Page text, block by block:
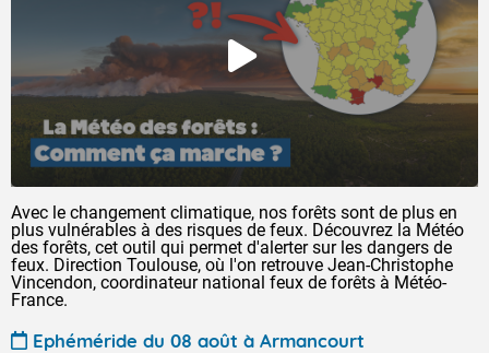
Avec le changement climatique, nos forêts sont de plus en
plus vulnérables à des risques de feux. Découvrez la Météo
des forêts, cet outil qui permet d'alerter sur les dangers de
feux. Direction Toulouse, où l'on retrouve Jean-Christophe
Vincendon, coordinateur national feux de forêts à Météo-
France.
Ephéméride du 08 août à Armancourt